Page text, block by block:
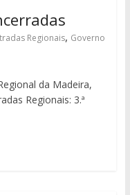
Regionais, Governo
da Madeira,
Regionais: 3.ª